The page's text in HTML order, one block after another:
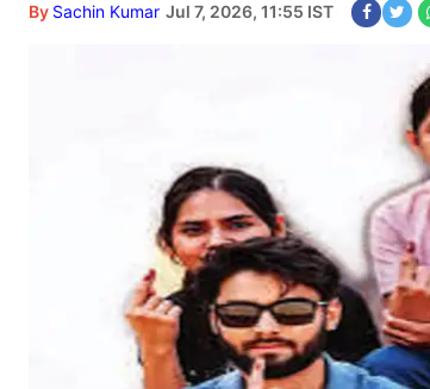
By Sachin Kumar Jul 7, 2026, 11:55 IST